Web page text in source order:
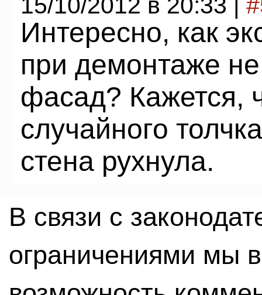
Интересно, как
при демонтаже
фасад? Кажется,
случайного
стена рухнула.
В связи с
ограничениями мы